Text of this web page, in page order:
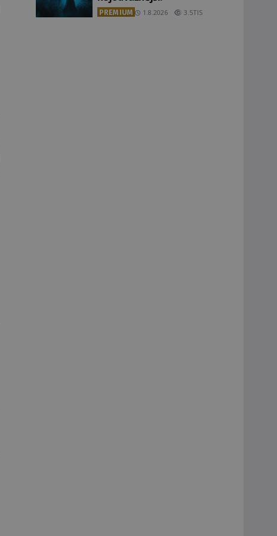
PREMIUM 1.8.2026 3.5TIS